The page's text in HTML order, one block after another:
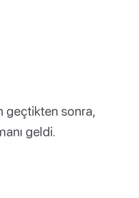
geçtikten sonra,
geldi.